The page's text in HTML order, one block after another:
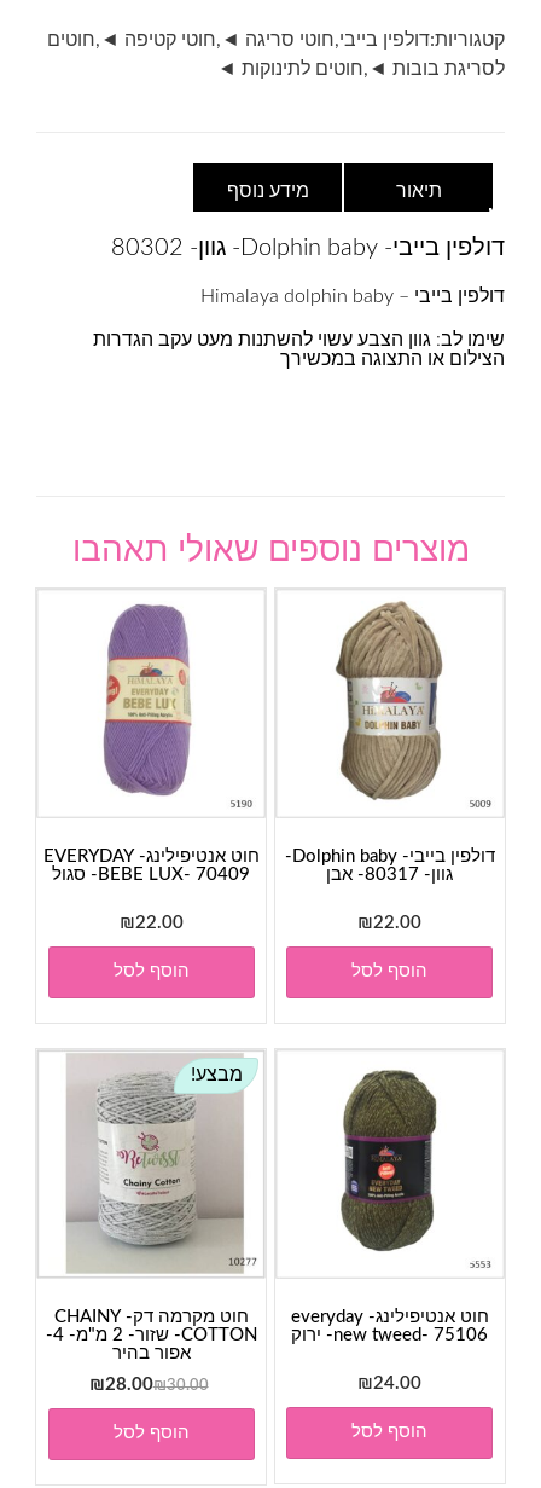
קטגוריות:דולפין בייבי,חוטי סריגה ◄ ,חוטי קטיפה ◄ ,חוטים
לסריגת בובות ◄ ,חוטים לתינוקות ◄
תיאור מידע נוסף
דולפין בייבי- Dolphin baby- גוון- 80302
דולפין בייבי – Himalaya dolphin baby
שימו לב: גוון הצבע עשוי להשתנות מעט עקב הגדרות
הצילום או התצוגה במכשירך
מוצרים נוספים שאולי תאהבו
דולפין בייבי- Dolphin baby-
גוון- 80317- אבן
₪22.00
הוסף לסל
חוט אנטיפילינג- EVERYDAY
BEBE LUX- 70409- סגול
₪22.00
הוסף לסל
חוט אנטיפילינג- everyday
new tweed- 75106- ירוק
₪24.00
הוסף לסל
מבצע!
חוט מקרמה דק- CHAINY
COTTON- שזור- 2 מ"מ- 4-
אפור בהיר
₪30.00
המחיר
המקורי
היה:
₪30.00.
₪28.00
הנוכחי
₪28.00.
הוסף לסל